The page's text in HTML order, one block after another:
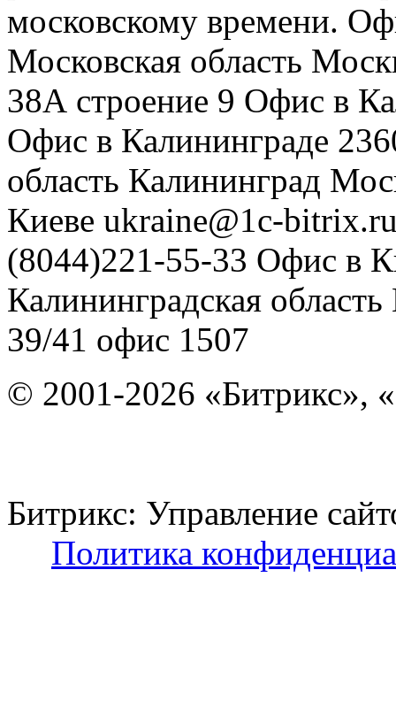
московскому времени.
Московская область
38А строение 9 Офис в
Офис в Калининграде
область Калининград
Киеве ukraine@1c-
(8044)221-55-33 Офис в
Калининградская область
39/41 офис 1507
© 2001-2026 «Битрикс»,
Битрикс: Управление
Политика